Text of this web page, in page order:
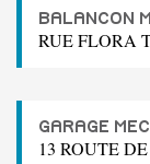
BALANCON
RUE FLORA
GARAGE
13 ROUTE